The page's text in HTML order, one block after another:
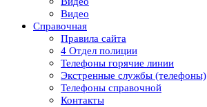
Видео
Справочная
Правила сайта
4 Отдел полиции
Телефоны горячие линии
Экстренные службы (телефоны)
Телефоны справочной
Контакты